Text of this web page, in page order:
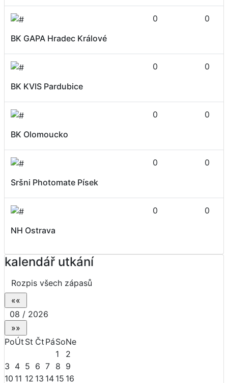
BK GAPA Hradec Králové
0 0
BK KVIS Pardubice
0 0
BK Olomoucko
0 0
Sršni Photomate Písek
0 0
NH Ostrava
0 0
kalendář utkání
Rozpis všech zápasů
08 / 2026
PoÚt St Čt PáSoNe
1
2
3 4 5 6 7 8 9
10 11 12 13 14 15 16